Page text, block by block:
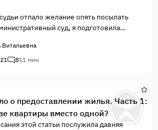
отпало желание опять посылать
суд, я подготовила
просила признать постановления
и отменить, а так как дело
также «воткнула» и нетипичное
811 мин
о предоставлении жилья. Часть 1:
квартиры вместо одной?
этой статьи послужила давняя